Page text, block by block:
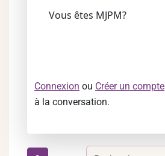
Vous êtes MJPM?
Connexion ou Créer un compte
à la conversation.